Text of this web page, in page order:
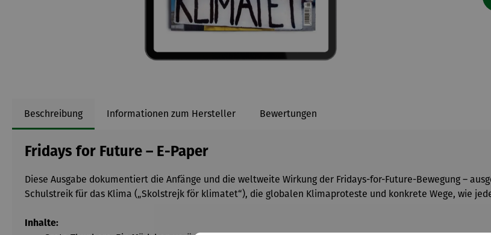
Beschreibung Informationen zum Hersteller Bewertungen
Fridays for Future – E-Paper
Diese Ausgabe dokumentiert die Anfänge und die weltweite Wirkung der Fridays-for-Future-Bewegung –
Schulstreik für das Klima („Skolstrejk för klimatet“), die globalen Klimaproteste und konkrete Wege, wie
Inhalte: